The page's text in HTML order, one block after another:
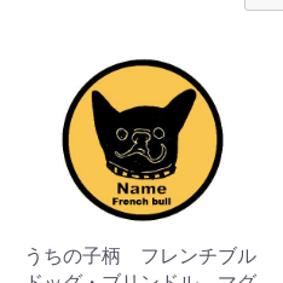
うちの子柄 フレンチブル